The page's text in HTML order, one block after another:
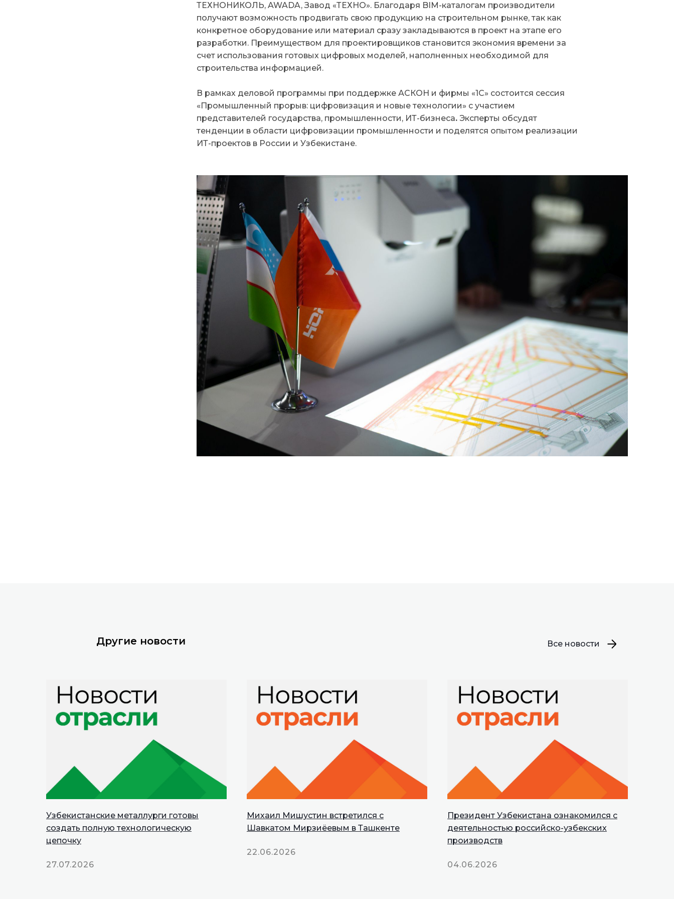
ТЕХНОНИКОЛЬ, AWADA, Завод «ТЕХНО». Благодаря BIM-каталогам производители
получают возможность продвигать свою продукцию на строительном рынке, так как
конкретное оборудование или материал сразу закладываются в проект на этапе его
разработки. Преимуществом для проектировщиков становится экономия времени за
счет использования готовых цифровых моделей, наполненных необходимой для
строительства информацией.
В рамках деловой программы при поддержке АСКОН и фирмы «1С» состоится сессия
«Промышленный прорыв: цифровизация и новые технологии» с участием
представителей государства, промышленности, ИТ-бизнеса. Эксперты обсудят
тенденции в области цифровизации промышленности и поделятся опытом реализации
ИТ-проектов в России и Узбекистане.
Другие новости Все новости
Узбекистанские металлурги готовы
создать полную технологическую
цепочку
27.07.2026
Михаил Мишустин встретился с
Шавкатом Мирзиёевым в Ташкенте
22.06.2026
Президент Узбекистана ознакомился с
деятельностью российско-узбекских
производств
04.06.2026
INNOPROM
Talks